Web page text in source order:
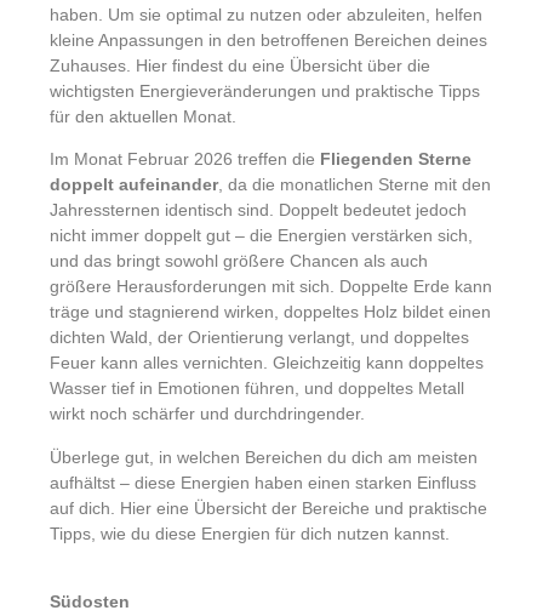
haben. Um sie optimal zu nutzen oder abzuleiten, helfen
kleine Anpassungen in den betroffenen Bereichen deines
Zuhauses. Hier findest du eine Übersicht über die
wichtigsten Energieveränderungen und praktische Tipps
für den aktuellen Monat.
Im Monat Februar 2026 treffen die Fliegenden Sterne
doppelt aufeinander, da die monatlichen Sterne mit den
Jahressternen identisch sind. Doppelt bedeutet jedoch
nicht immer doppelt gut – die Energien verstärken sich,
und das bringt sowohl größere Chancen als auch
größere Herausforderungen mit sich. Doppelte Erde kann
träge und stagnierend wirken, doppeltes Holz bildet einen
dichten Wald, der Orientierung verlangt, und doppeltes
Feuer kann alles vernichten. Gleichzeitig kann doppeltes
Wasser tief in Emotionen führen, und doppeltes Metall
wirkt noch schärfer und durchdringender.
Überlege gut, in welchen Bereichen du dich am meisten
aufhältst – diese Energien haben einen starken Einfluss
auf dich. Hier eine Übersicht der Bereiche und praktische
Tipps, wie du diese Energien für dich nutzen kannst.
Südosten